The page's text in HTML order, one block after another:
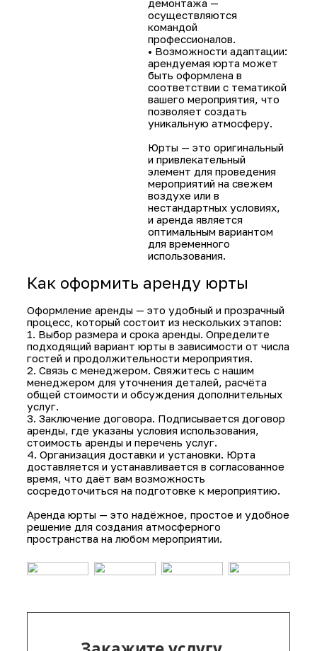
Аренда юрты
избежать
приобретения и
большого
при этом
возможность
необычное и
пространство для
мероприятия. Юрты
идеально подходят
установки на
благодаря гибкости
удобству
аренда юрты имеет
несколько ключевых
преимуществ.
Основные
преимущества:
• Экономичность:
обойдётся
дешевле, чем
особенно если юрта
нужна только на
мероприятия.
• Удобство и
все этапы — от
до установки и
последующего
демонтажа —
осуществляются
профессионалов.
• Возможности
арендуемая юрта
быть оформлена в
соответствии с
позволяет создать